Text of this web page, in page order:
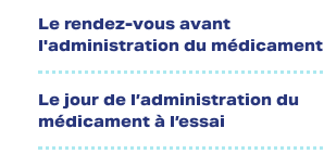
Le rendez-vous avant
l'administration du médicament
Le jour de l’administration du
médicament à l’essai